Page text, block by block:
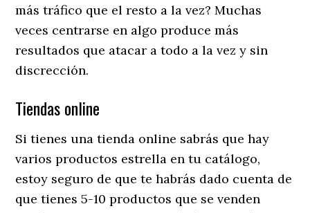
más tráfico que el resto a la vez? Muchas
veces centrarse en algo produce más
resultados que atacar a todo a la vez y sin
discrección.
Tiendas online
Si tienes una tienda online sabrás que hay
varios productos estrella en tu catálogo,
estoy seguro de que te habrás dado cuenta de
que tienes 5-10 productos que se venden